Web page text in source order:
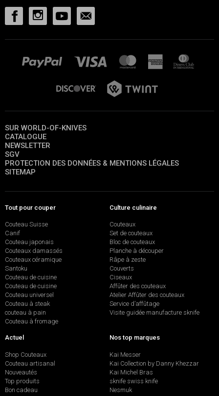
SUR WORLD-OF-KNIVES
CATALOGUE
NEWSLETTER
SGV
PROTECTION DES DONNÉES & MENTIONS LÉGALES
SITEMAP
Tout pour couper
Couteau Suisse
Canif
Couteau japonais
Couteaux damassés
Couteaux céramique
Santoku
Couteau de cuisine
Couteau de cuisine
Couteau universel
Couteau à steak
couteau à pain
Couteau à fromage
Culture culinaire
Couteaux
Set de couteaux
Bloc de couteaux
Planche à découper
Râpe à zeste
Couverts
Ciseaux
Affûter des couteaux
Atelier Affûter des couteaux
Service d’affûtage
Visite guidée manufacture sknife
Actuel
Shop Couteaux
Couteau artisanal
Nouveautés
Top produits
Bon cadeau
Nos top marques
Kai Messer
Kai Collection by Danny Khezzar
Kai Michel Bras
sknife swiss knife
Nesmuk